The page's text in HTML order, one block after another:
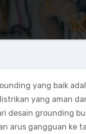
yang baik
yang aman
desain grounding
arus gangguan ke